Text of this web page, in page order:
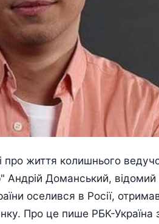
про життя колишнього
Андрій Доманський, відомий
оселився в Росії,
Про це пише РБК-Україна